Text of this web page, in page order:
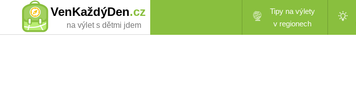
VenKaždýDen.cz
na výlet s dětmi jdem
Tipy na výlety
v regionech